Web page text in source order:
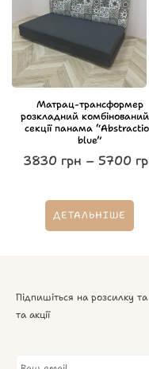
Матрац-трансформер
розкладний
секції панама
blue”
3830 грн – 5700
ДЕТАЛЬНІШЕ
Підпишіться на розсилку
та акції